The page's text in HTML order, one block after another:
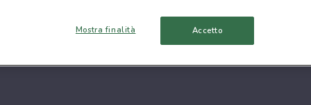
Mostra finalità Accetto